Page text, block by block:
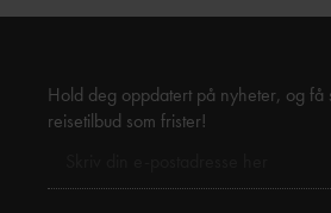
Hold deg oppdatert på nyheter, og få
reisetilbud som frister!